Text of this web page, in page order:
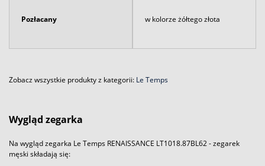
Pozłacany w kolorze żółtego złota
Zobacz wszystkie produkty z kategorii: Le Temps
Wygląd zegarka
Na wygląd zegarka Le Temps RENAISSANCE LT1018.87BL62 - zegarek
męski składają się: